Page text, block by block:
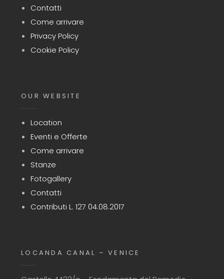
Contatti
Come arrivare
Privacy Policy
Cookie Policy
OUR WEBSITE
Location
Eventi e Offerte
Come arrivare
Stanze
Fotogallery
Contatti
Contributi L. 127 04.08.2017
LOCANDA CANAL – VENICE